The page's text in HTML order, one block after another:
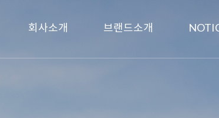
회사소개 브랜드소개